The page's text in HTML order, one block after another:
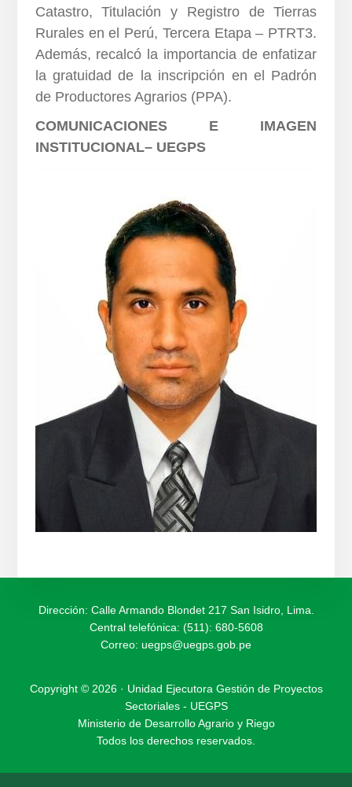
Catastro, Titulación y Registro de Tierras
Rurales en el Perú, Tercera Etapa – PTRT3.
Además, recalcó la importancia de enfatizar
la gratuidad de la inscripción en el Padrón
de Productores Agrarios (PPA).
COMUNICACIONES E IMAGEN
INSTITUCIONAL– UEGPS
Dirección: Calle Armando Blondet 217 San Isidro, Lima.
Central telefónica: (511): 680-5608
Correo: uegps@uegps.gob.pe
Copyright © 2026 · Unidad Ejecutora Gestión de Proyectos
Sectoriales - UEGPS
Ministerio de Desarrollo Agrario y Riego
Todos los derechos reservados.